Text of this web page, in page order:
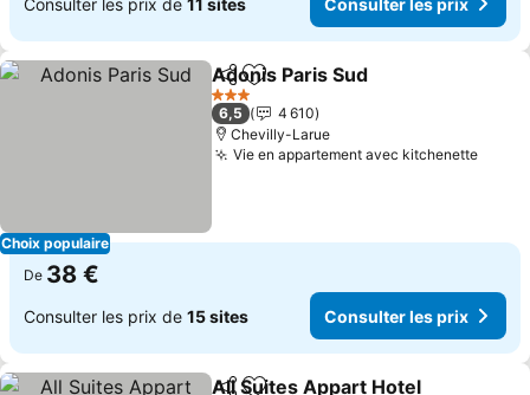
Choix populaire
PartagerAjouter à mes favoris
Adonis Paris Sud
3 Étoiles
6,5
4 610
Chevilly-Larue
Vie en appartement avec kitchenette
De 38 €
Consulter les prix de 15 sites Consulter les prix
All Suites Appart Hotel